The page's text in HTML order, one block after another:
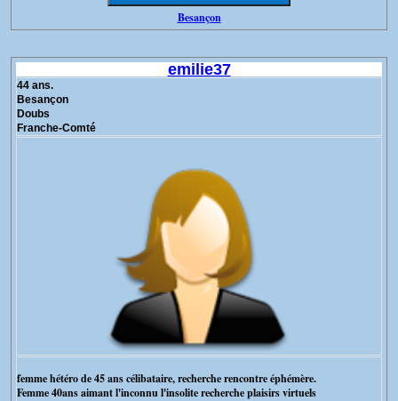
Besançon
emilie37
44 ans.
Besançon
Doubs
Franche-Comté
femme hétéro de 45 ans célibataire, recherche rencontre éphémère.
Femme 40ans aimant l'inconnu l'insolite recherche plaisirs virtuels